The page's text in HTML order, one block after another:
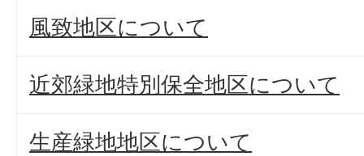
風致地区について
近郊緑地特別保全地区について
生産緑地地区について